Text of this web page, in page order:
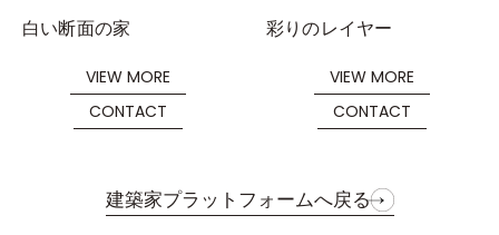
白い断面の家
VIEW MORE
CONTACT
彩りのレイヤー
VIEW MORE
CONTACT
建築家プラットフォームへ戻る